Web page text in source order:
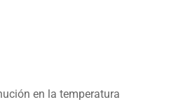
en la temperatura